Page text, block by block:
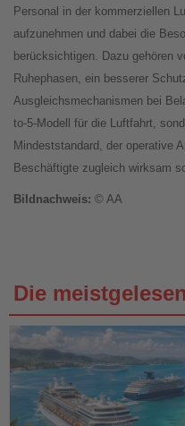
Personal in der kommerziellen
aufzunehmen und dabei die
berücksichtigen. Dazu gehören
Ruhephasen, ein besserer
Ausgleichsmechanismen bei
to-5-Modell für die Luftfahrt,
Mindeststandard, der operative
Beschäftigte zugleich wirksam
Βildnachweis: © AA
Die